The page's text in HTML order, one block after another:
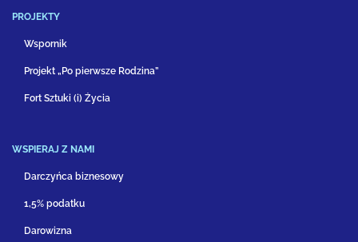
PROJEKTY
Wspornik
Projekt „Po pierwsze Rodzina”
Fort Sztuki (i) Życia
WSPIERAJ Z NAMI
Darczyńca biznesowy
1,5% podatku
Darowizna